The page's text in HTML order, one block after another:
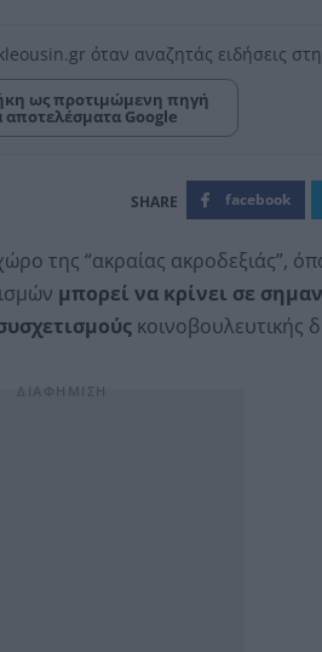
όταν αναζητάς ειδήσεις
ως προτιμώμενη πηγή
αποτελέσματα Google
facebook
της “ακραίας ακροδεξιάς”,
μπορεί να κρίνει σε
κοινοβουλευτικής